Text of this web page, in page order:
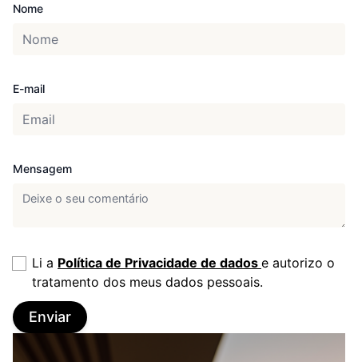
Nome
E-mail
Mensagem
Li a Política de Privacidade de dados e autorizo o
tratamento dos meus dados pessoais.
Enviar